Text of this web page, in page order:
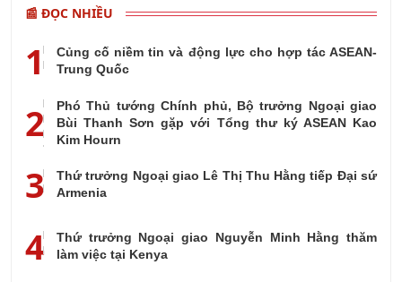
📰 ĐỌC NHIỀU
1
Củng cố niềm tin và động lực cho hợp tác ASEAN-
Trung Quốc
2
Phó Thủ tướng Chính phủ, Bộ trưởng Ngoại giao
Bùi Thanh Sơn gặp với Tổng thư ký ASEAN Kao
Kim Hourn
3
Thứ trưởng Ngoại giao Lê Thị Thu Hằng tiếp Đại sứ
Armenia
4
Thứ trưởng Ngoại giao Nguyễn Minh Hằng thăm
làm việc tại Kenya